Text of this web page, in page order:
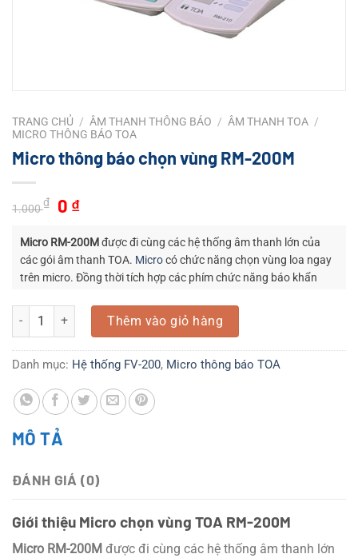
TRANG CHỦ / ÂM THANH THÔNG BÁO / ÂM THANH TOA /
MICRO THÔNG BÁO TOA
Micro thông báo chọn vùng RM-200M
1.000₫
Giá
là:
1.000 ₫.
0 ₫Giá
tại
là:
0 ₫.
Micro RM-200Mđược đi cùng các hệ thống âm thanh lớn của
các gói âm thanh TOA. Microcó chức năng chọn vùng loa ngay
trên micro. Đồng thời tích hợp các phím chức năng báo khẩn
Micro thông báo chọn vùng RM-200M số lượng
Thêm vào giỏ hàng
Danh mục: Hệ thống FV-200, Micro thông báo TOA
MÔ TẢ
ĐÁNH GIÁ (0)
Giới thiệu Micro chọn vùng TOA RM-200M
Micro RM-200M được đi cùng các hệ thống âm thanh lớn